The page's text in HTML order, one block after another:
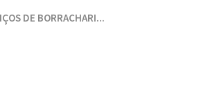
DE BORRACHARI...